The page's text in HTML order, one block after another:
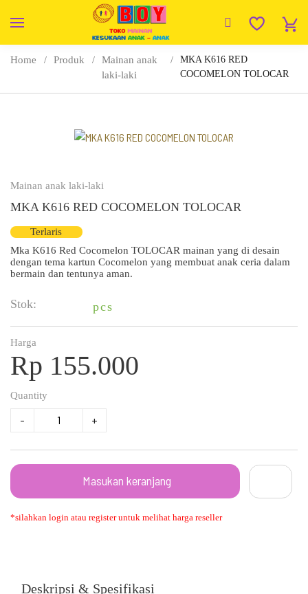
Home Produk
Mainan anak
laki-laki
MKA K616 RED
COCOMELON TOLOCAR
Mainan anak laki-laki
MKA K616 RED COCOMELON TOLOCAR
Terlaris
Mka K616 Red Cocomelon TOLOCAR mainan yang di desain
dengan tema kartun Cocomelon yang membuat anak ceria dalam
bermain dan tentunya aman.
Stok: pcs
Harga
Rp 155.000
Quantity
- +
Masukan keranjang
*silahkan login atau register untuk melihat harga reseller
Deskripsi & Spesifikasi